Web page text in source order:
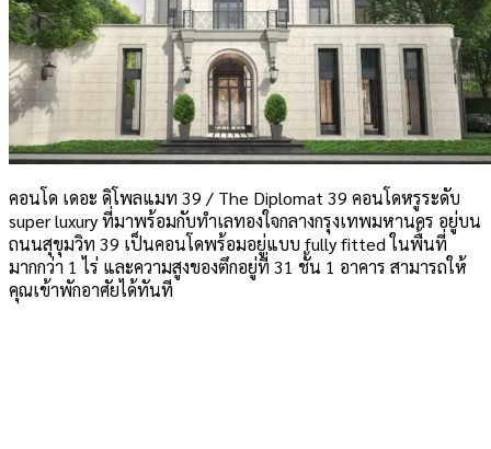
คอนโด เดอะ ดิโพลแมท 39 / The Diplomat 39 คอนโดหรูระดับ
super luxury ที่มาพร้อมกับทำเลทองใจกลางกรุงเทพมหานคร อยู่บน
ถนนสุขุมวิท 39 เป็นคอนโดพร้อมอยู่แบบ fully fitted ในพื้นที่
มากกว่า 1 ไร่ และความสูงของตึกอยู่ที่ 31 ชั้น 1 อาคาร สามารถให้
คุณเข้าพักอาศัยได้ทันที